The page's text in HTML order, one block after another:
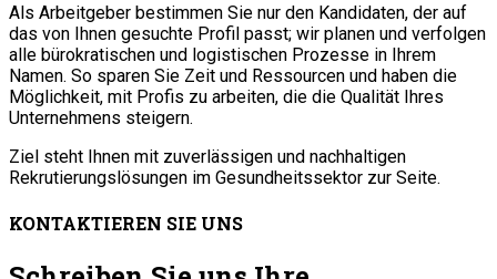
Als Arbeitgeber bestimmen Sie nur den Kandidaten, der auf
das von Ihnen gesuchte Profil passt; wir planen und verfolgen
alle bürokratischen und logistischen Prozesse in Ihrem
Namen. So sparen Sie Zeit und Ressourcen und haben die
Möglichkeit, mit Profis zu arbeiten, die die Qualität Ihres
Unternehmens steigern.
Ziel steht Ihnen mit zuverlässigen und nachhaltigen
Rekrutierungslösungen im Gesundheitssektor zur Seite.
KONTAKTIEREN SIE UNS